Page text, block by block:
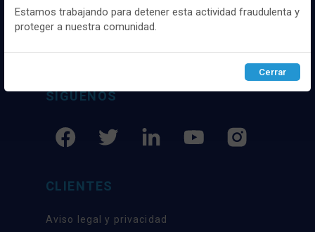
mercado, marcas tanto nacionales como
experiencia como proveedor de los mejores
SÍGUENOS
CLIENTES
Aviso legal y privacidad
cookies.
Configurar Rechazar ACEPTAR
Estamos trabajando para detener esta actividad fraudulenta y
proteger a nuestra comunidad.
Cerrar